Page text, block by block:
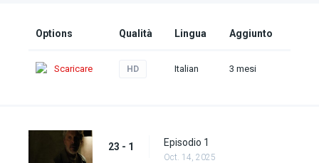
Options Qualità Lingua Aggiunto
Scaricare HD Italian 3 mesi
23 - 1 Episodio 1
Oct. 14, 2025